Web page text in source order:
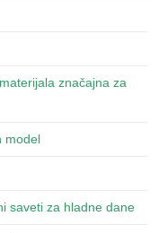
značajna za
model
saveti za hladne dane